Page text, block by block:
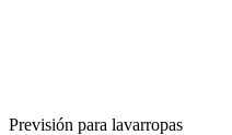
Previsión para lavarropas